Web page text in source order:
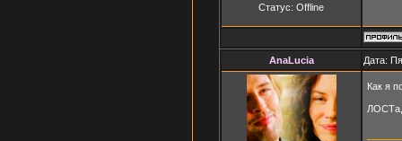
Статус: Offline
AnaLucia Дата:
Как я
ЛОСТа,